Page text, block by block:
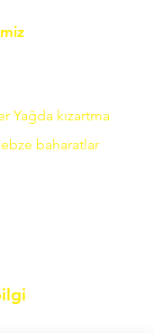
Yağda kızartma
baharatlar